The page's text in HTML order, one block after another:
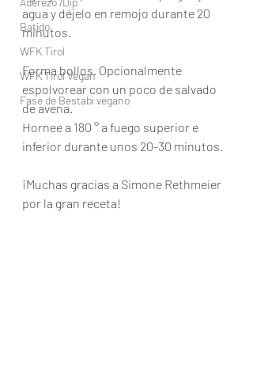
Batido
WFK Tirol
WFK Tirol Vegan
Fase de Bestabi vegano
agua y déjelo en remojo durante 20
minutos.
Forma bollos. Opcionalmente
espolvorear con un poco de salvado
de avena.
Hornee a 180 ° a fuego superior e
inferior durante unos 20-30 minutos.
¡Muchas gracias a Simone Rethmeier
por la gran receta!